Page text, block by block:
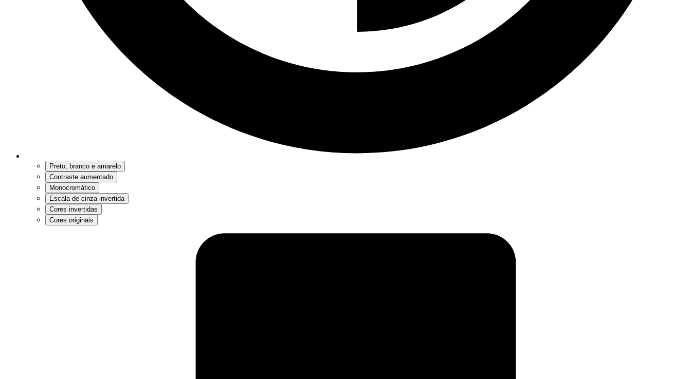
Preto, branco e amarelo
Contraste aumentado
Monocromático
Escala de cinza invertida
Cores invertidas
Cores originais